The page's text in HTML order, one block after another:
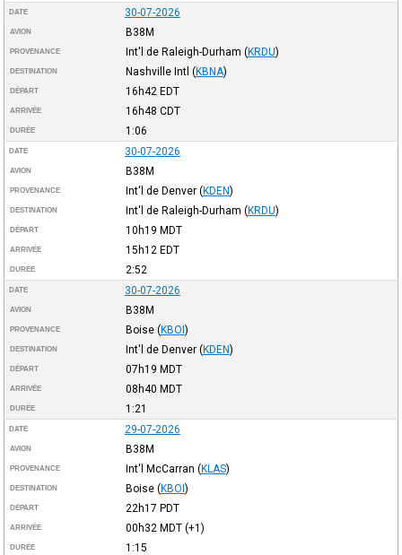
DATE 30-07-2026
AVION B38M
PROVENANCE Int'l de Raleigh-Durham (KRDU)
DESTINATION Nashville Intl (KBNA)
DÉPART 16h42 EDT
ARRIVÉE 16h48 CDT
DURÉE 1:06
DATE 30-07-2026
AVION B38M
PROVENANCE Int'l de Denver (KDEN)
DESTINATION Int'l de Raleigh-Durham (KRDU)
DÉPART 10h19 MDT
ARRIVÉE 15h12 EDT
DURÉE 2:52
DATE 30-07-2026
AVION B38M
PROVENANCE Boise (KBOI)
DESTINATION Int'l de Denver (KDEN)
DÉPART 07h19 MDT
ARRIVÉE 08h40 MDT
DURÉE 1:21
DATE 29-07-2026
AVION B38M
PROVENANCE Int'l McCarran (KLAS)
DESTINATION Boise (KBOI)
DÉPART 22h17 PDT
ARRIVÉE 00h32 MDT(+1)
DURÉE 1:15